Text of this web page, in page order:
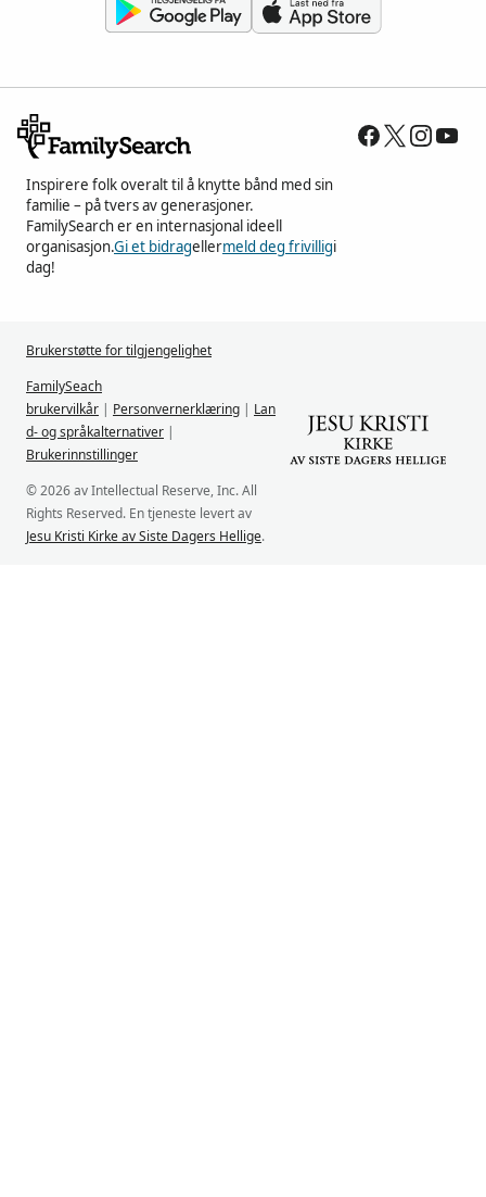
Inspirere folk overalt til å knytte bånd med sin
familie – på tvers av generasjoner.
FamilySearch er en internasjonal ideell
organisasjon.Gi et bidragellermeld deg frivilligi
dag!
Brukerstøtte for tilgjengelighet
FamilySeach
brukervilkår | Personvernerklæring | Lan
d- og språkalternativer |
Brukerinnstillinger
© 2026 av Intellectual Reserve, Inc. All
Rights Reserved. En tjeneste levert av
Jesu Kristi Kirke av Siste Dagers Hellige.